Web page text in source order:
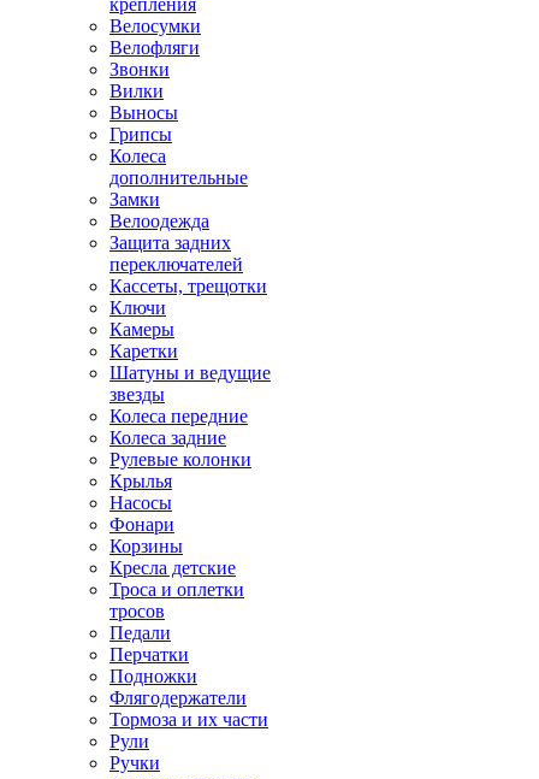
крепления
Велосумки
Велофляги
Звонки
Вилки
Выносы
Грипсы
Колеса
дополнительные
Замки
Велоодежда
Защита задних
переключателей
Кассеты, трещотки
Ключи
Камеры
Каретки
Шатуны и ведущие
звезды
Колеса передние
Колеса задние
Рулевые колонки
Крылья
Насосы
Фонари
Корзины
Кресла детские
Троса и оплетки
тросов
Педали
Перчатки
Подножки
Флягодержатели
Тормоза и их части
Рули
Ручки